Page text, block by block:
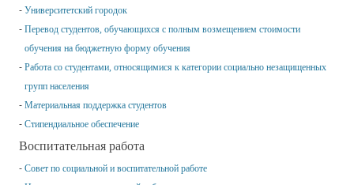
Университетский городок
Перевод студентов, обучающихся с полным возмещением стоимости
обучения на бюджетную форму обучения
Работа со студентами, относящимися к категории социально незащищенных
групп населения
Материальная поддержка студентов
Стипендиальное обеспечение
Воспитательная работа
Совет по социальной и воспитательной работе